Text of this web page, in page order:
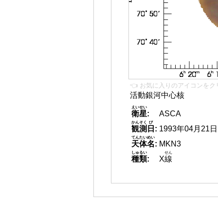
👈 お気に入りのアイコンをク
活動銀河中心核
衛星
えいせい
:
ASCA
観測
かんそく
日
び
: 1993年04月21日
天体名
てんたいめい
: MKN3
種類
しゅるい
: X線
せん